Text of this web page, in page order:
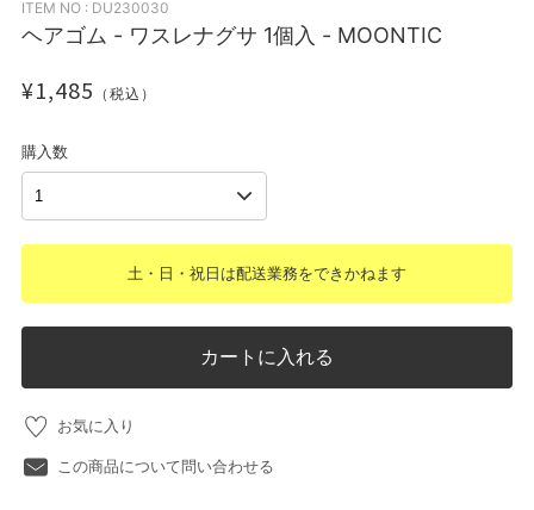
ITEM NO : DU230030
ヘアゴム - ワスレナグサ 1個入 - MOONTIC
¥1,485 （税込）
購入数
土・日・祝日は配送業務をできかねます
カートに入れる
お気に入り
この商品について問い合わせる